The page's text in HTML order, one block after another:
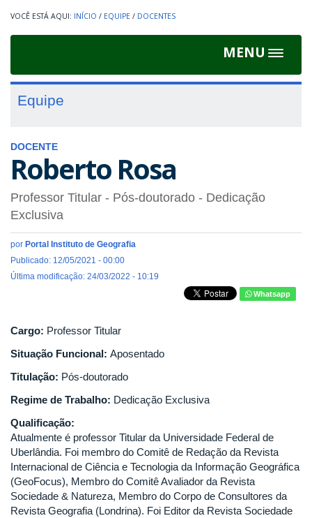
INÍCIO / EQUIPE / DOCENTES
MENU
Toggle
Equipe
DOCENTE
Roberto Rosa
Professor Titular - Pós-doutorado - Dedicação
Exclusiva
por Portal Instituto de Geografia
Publicado: 12/05/2021 - 00:00
Última modificação: 24/03/2022 - 10:19
Whatsapp
Cargo: Professor Titular
Situação Funcional: Aposentado
Titulação: Pós-doutorado
Regime de Trabalho: Dedicação Exclusiva
Qualificação:
Atualmente é professor Titular da Universidade Federal de
Uberlândia. Foi membro do Comitê de Redação da Revista
Internacional de Ciência e Tecnologia da Informação Geográfica
(GeoFocus), Membro do Comitê Avaliador da Revista
Sociedade & Natureza, Membro do Corpo de Consultores da
Revista Geografia (Londrina). Foi Editor da Revista Sociedade